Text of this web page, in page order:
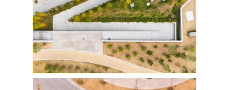
SOBRE MÍ
CONTACTO